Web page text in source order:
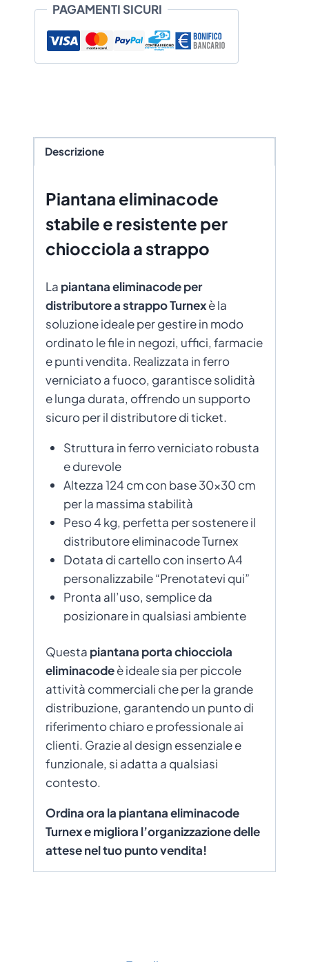
PAGAMENTI SICURI
Descrizione
Piantana eliminacode
stabile e resistente per
chiocciola a strappo
La piantana eliminacode per
distributore a strappo Turnexè la
soluzione ideale per gestire in modo
ordinato le file in negozi, uffici, farmacie
e punti vendita. Realizzata in ferro
verniciato a fuoco, garantisce solidità
e lunga durata, offrendo un supporto
sicuro per il distributore di ticket.
Struttura in ferro verniciato robusta
e durevole
Altezza 124 cm con base 30×30 cm
per la massima stabilità
Peso 4 kg, perfetta per sostenere il
distributore eliminacode Turnex
Dotata di cartello con inserto A4
personalizzabile “Prenotatevi qui”
Pronta all’uso, semplice da
posizionare in qualsiasi ambiente
Questa piantana porta chiocciola
eliminacodeè ideale sia per piccole
attività commerciali che per la grande
distribuzione, garantendo un punto di
riferimento chiaro e professionale ai
clienti. Grazie al design essenziale e
funzionale, si adatta a qualsiasi
contesto.
Ordina ora la piantana eliminacode
Turnex e migliora l’organizzazione delle
attese nel tuo punto vendita!